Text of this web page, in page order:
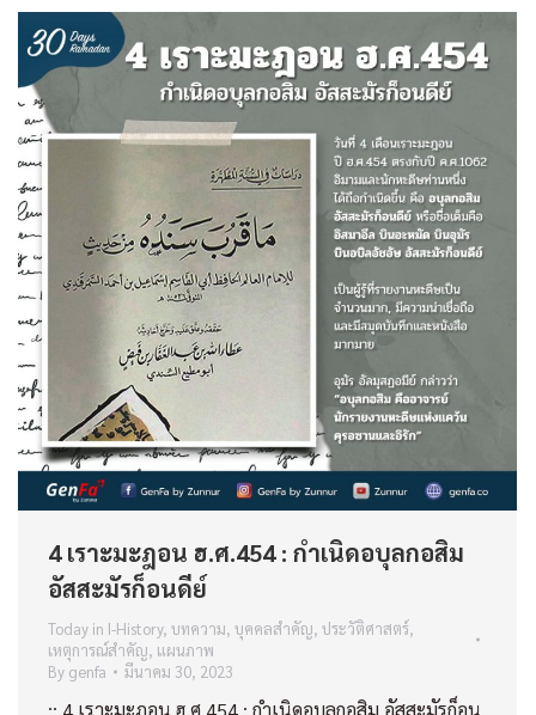
4 เราะมะฎอน ฮ.ศ.454 : กำเนิดอบุลกอสิม
อัสสะมัรก็อนดีย์
Today in I-History, บทความ, บุคคลสำคัญ, ประวัติศาสตร์,
เหตุการณ์สำคัญ, แผนภาพ
By genfa มีนาคม 30, 2023
:: 4 เราะมะฎอน ฮ.ศ.454 : กำเนิดอบุลกอสิม อัสสะมัรก็อน